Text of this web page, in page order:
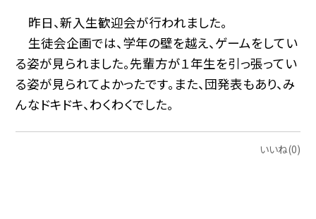
昨日、新入生歓迎会が行われました。
生徒会企画では、学年の壁を越え、ゲームをしてい
る姿が見られました。先輩方が１年生を引っ張ってい
る姿が見られてよかったです。また、団発表もあり、み
んなドキドキ、わくわくでした。
いいね(0)